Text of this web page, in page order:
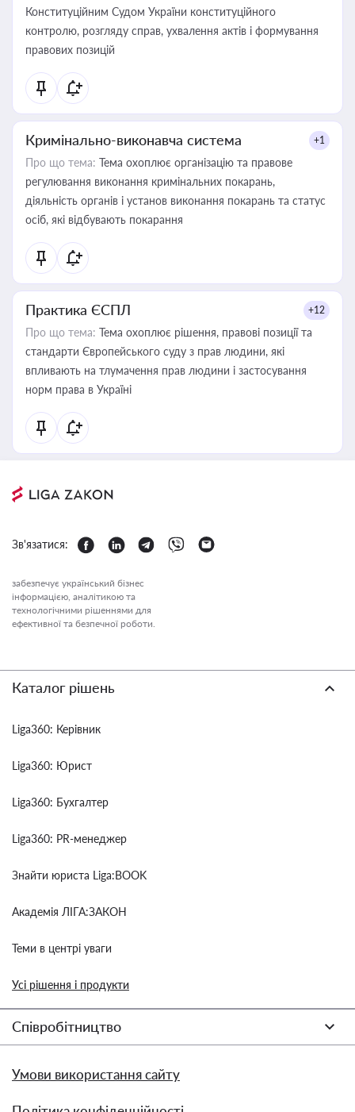
Конституційним Судом України конституційного
контролю, розгляду справ, ухвалення актів і формування
правових позицій
Кримінально-виконавча система +1
Про що тема: Тема охоплює організацію та правове
регулювання виконання кримінальних покарань,
діяльність органів і установ виконання покарань та статус
осіб, які відбувають покарання
Практика ЄСПЛ +12
Про що тема: Тема охоплює рішення, правові позиції та
стандарти Європейського суду з прав людини, які
впливають на тлумачення прав людини і застосування
норм права в Україні
Зв'язатися:
забезпечує український бізнес
інформацією, аналітикою та
технологічними рішеннями для
ефективної та безпечної роботи.
Каталог рішень
Liga360: Керівник
Liga360: Юрист
Liga360: Бухгалтер
Liga360: PR-менеджер
Знайти юриста Liga:BOOK
Академія ЛІГА:ЗАКОН
Теми в центрі уваги
Усі рішення і продукти
Співробітництво
Умови використання сайту